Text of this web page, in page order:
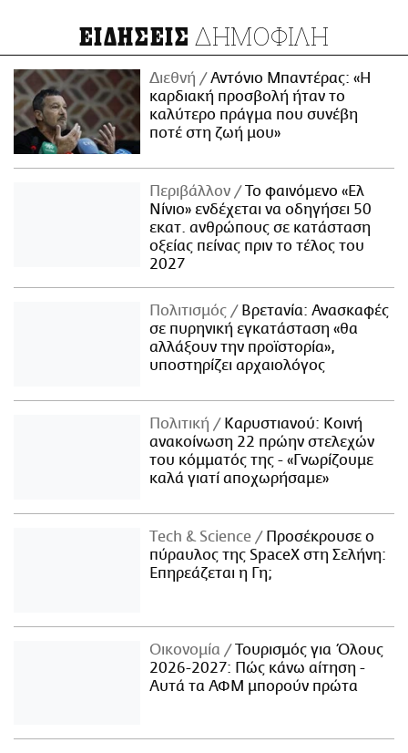
ΕΙΔΗΣΕΙΣ ΔΗΜΟΦΙΛΗ
Διεθνή
Αντόνιο Μπαντέρας: «Η
καρδιακή προσβολή ήταν το
καλύτερο πράγμα που συνέβη
ποτέ στη ζωή μου»
Περιβάλλον
Το φαινόμενο «Ελ
Νίνιο» ενδέχεται να οδηγήσει 50
εκατ. ανθρώπους σε κατάσταση
οξείας πείνας πριν το τέλος του
2027
Πολιτισμός
Βρετανία: Ανασκαφές
σε πυρηνική εγκατάσταση «θα
αλλάξουν την προϊστορία»,
υποστηρίζει αρχαιολόγος
Πολιτική
Καρυστιανού: Κοινή
ανακοίνωση 22 πρώην στελεχών
του κόμματός της - «Γνωρίζουμε
καλά γιατί αποχωρήσαμε»
Τech & Science
Προσέκρουσε ο
πύραυλος της SpaceX στη Σελήνη:
Επηρεάζεται η Γη;
Οικονομία
Τουρισμός για Όλους
2026-2027: Πώς κάνω αίτηση -
Αυτά τα ΑΦΜ μπορούν πρώτα